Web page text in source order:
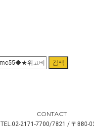
검색
CONTACT
TEL.02-2171-7700/7821 / 〒880-